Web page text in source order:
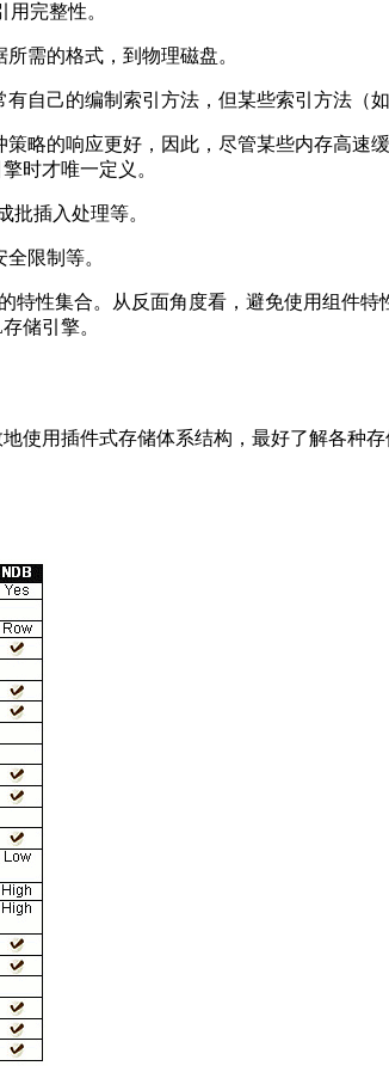
完整性。
需的格式，到物理磁盘。
自己的编制索引方法，但某些索引方法（如
策略的响应更好，因此，尽管某些内存高速
时才唯一定义。
批插入处理等。
限制等。
性集合。从反面角度看，避免使用组件
存储引擎。
使用插件式存储体系结构，最好了解各种存